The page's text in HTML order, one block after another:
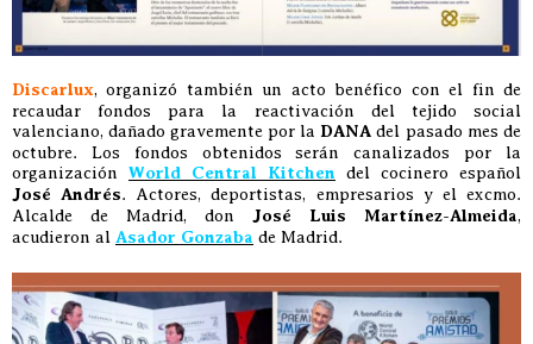
Discarlux, organizó también un acto benéfico con el fin de
recaudar fondos para la reactivación del tejido social
valenciano, dañado gravemente por la DANA del pasado mes de
octubre. Los fondos obtenidos serán canalizados por la
organización World Central Kitchen del cocinero español
José Andrés. Actores, deportistas, empresarios y el excmo.
Alcalde de Madrid, don José Luis Martínez-Almeida,
acudieron al Asador Gonzaba de Madrid.